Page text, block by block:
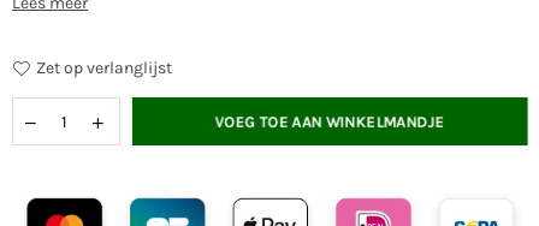
Zet op verlanglijst
VOEG TOE AAN WINKELMANDJE